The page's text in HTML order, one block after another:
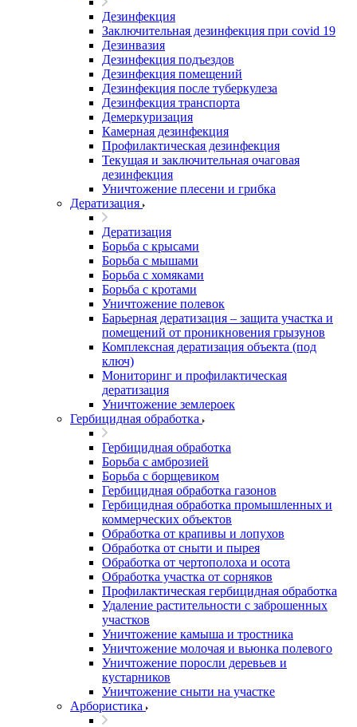
Дезинфекция
Заключительная дезинфекция при covid 19
Дезинвазия
Дезинфекция подъездов
Дезинфекция помещений
Дезинфекция после туберкулеза
Дезинфекция транспорта
Демеркуризация
Камерная дезинфекция
Профилактическая дезинфекция
Текущая и заключительная очаговая
дезинфекция
Уничтожение плесени и грибка
Дератизация
Дератизация
Борьба с крысами
Борьба с мышами
Борьба с хомяками
Борьба с кротами
Уничтожение полевок
Барьерная дератизация – защита участка и
помещений от проникновения грызунов
Комплексная дератизация объекта (под
ключ)
Мониторинг и профилактическая
дератизация
Уничтожение землероек
Гербицидная обработка
Гербицидная обработка
Борьба с амброзией
Борьба с борщевиком
Гербицидная обработка газонов
Гербицидная обработка промышленных и
коммерческих объектов
Обработка от крапивы и лопухов
Обработка от сныти и пырея
Обработка от чертополоха и осота
Обработка участка от сорняков
Профилактическая гербицидная обработка
Удаление растительности с заброшенных
участков
Уничтожение камыша и тростника
Уничтожение молочая и вьюнка полевого
Уничтожение поросли деревьев и
кустарников
Уничтожение сныти на участке
Арбористика